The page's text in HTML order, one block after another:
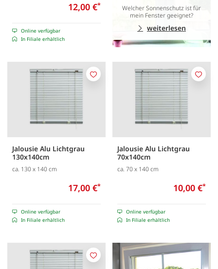
12,00 €*
Online verfügbar
In Filiale erhältlich
Welcher Sonnenschutz ist für
mein Fenster geeignet?
weiterlesen
Jalousie Alu Lichtgrau
130x140cm
ca. 130 x 140 cm
17,00 €*
Online verfügbar
In Filiale erhältlich
Merken
Jalousie Alu Lichtgrau
70x140cm
ca. 70 x 140 cm
10,00 €*
Online verfügbar
In Filiale erhältlich
Merken